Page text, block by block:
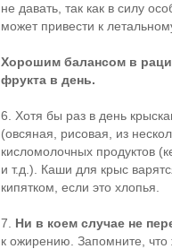
не давать, так как в силу
может привести к
Хорошим балансом в
фрукта в день.
6. Хотя бы раз в день
(овсяная, рисовая, из
кисломолочных продуктов
и т.д.). Каши для крыс
кипятком, если это хлопья.
7. Ни в коем случае не
к ожирению. Запомните,